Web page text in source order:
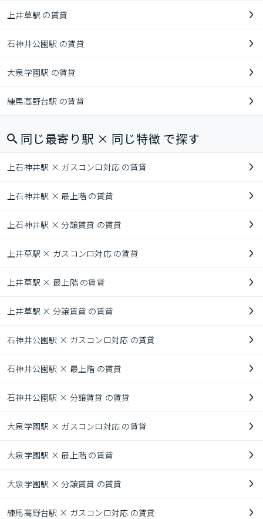
上井草駅 の賃貸
石神井公園駅 の賃貸
大泉学園駅 の賃貸
練馬高野台駅 の賃貸
同じ最寄り駅 × 同じ特徴 で探す
上石神井駅 × ガスコンロ対応 の賃貸
上石神井駅 × 最上階 の賃貸
上石神井駅 × 分譲賃貸 の賃貸
上井草駅 × ガスコンロ対応 の賃貸
上井草駅 × 最上階 の賃貸
上井草駅 × 分譲賃貸 の賃貸
石神井公園駅 × ガスコンロ対応 の賃貸
石神井公園駅 × 最上階 の賃貸
石神井公園駅 × 分譲賃貸 の賃貸
大泉学園駅 × ガスコンロ対応 の賃貸
大泉学園駅 × 最上階 の賃貸
大泉学園駅 × 分譲賃貸 の賃貸
練馬高野台駅 × ガスコンロ対応 の賃貸